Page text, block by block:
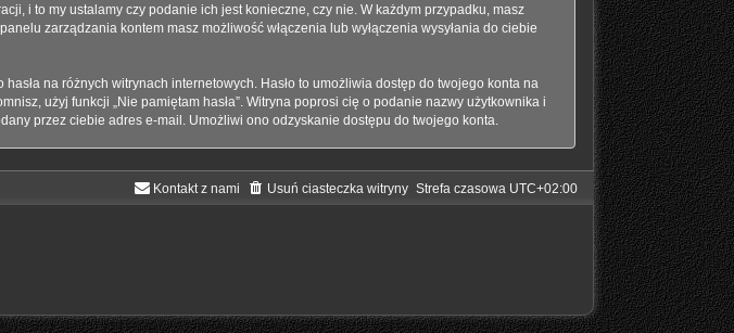
i to my ustalamy czy podanie ich jest konieczne, czy nie. W każdym przypadku, masz
zarządzania kontem masz możliwość włączenia lub wyłączenia wysyłania do ciebie
na różnych witrynach internetowych. Hasło to umożliwia dostęp do twojego konta na
użyj funkcji „Nie pamiętam hasła”. Witryna poprosi cię o podanie nazwy użytkownika i
przez ciebie adres e-mail. Umożliwi ono odzyskanie dostępu do twojego konta.
Strefa czasowa UTC+02:00
Usuń ciasteczka witryny
Kontakt z nami